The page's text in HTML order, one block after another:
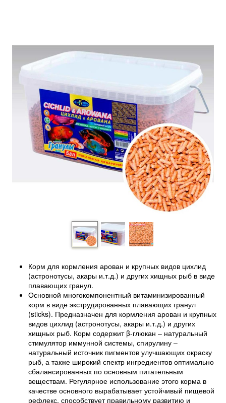
Корм для кормления арован и крупных видов цихлид
(астронотусы, акары и.т.д.) и других хищных рыб в виде
плавающих гранул.
Основной многокомпонентный витаминизированный
корм в виде экструдированных плавающих гранул
(sticks). Предназначен для кормления арован и крупных
видов цихлид (астронотусы, акары и.т.д.) и других
хищных рыб. Корм содержит β-глюкан – натуральный
стимулятор иммунной системы, спирулину –
натуральный источник пигментов улучшающих окраску
рыб, а также широкий спектр ингредиентов оптимально
сбалансированных по основным питательным
веществам. Регулярное использование этого корма в
качестве основного вырабатывает устойчивый пищевой
рефлекс, способствует правильному развитию и